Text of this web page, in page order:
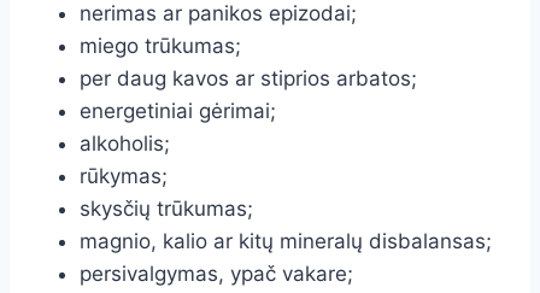
nerimas ar panikos epizodai;
miego trūkumas;
per daug kavos ar stiprios arbatos;
energetiniai gėrimai;
alkoholis;
rūkymas;
skysčių trūkumas;
magnio, kalio ar kitų mineralų disbalansas;
persivalgymas, ypač vakare;